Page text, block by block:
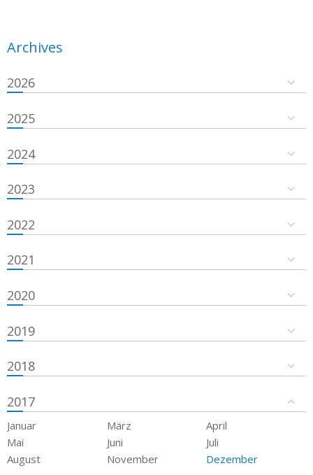
Archives
2026
2025
2024
2023
2022
2021
2020
2019
2018
2017
Januar März
April
Mai
Juni
Juli
August
November Dezember